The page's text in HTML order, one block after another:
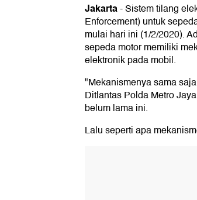
Jakarta-Sistem tilang
Enforcement) untuk
mulai hari ini (1/2/2020).
sepeda motor memiliki
elektronik pada mobil.
"Mekanismenya sama
Ditlantas Polda Metro
belum lama ini.
Lalu seperti apa